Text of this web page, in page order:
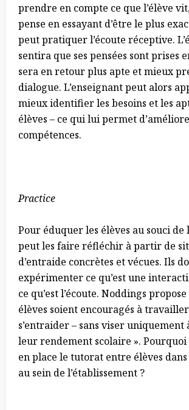
prendre en compte ce que l’élève
pense en essayant d’être le plus
peut pratiquer l’écoute réceptive.
sentira que ses pensées sont prises
sera en retour plus apte et mieux
dialogue. L’enseignant peut alors
mieux identifier les besoins et les
élèves – ce qui lui permet
compétences.
Practice
Pour éduquer les élèves au souci de
peut les faire réfléchir à partir de
d’entraide concrètes et vécues. Ils
expérimenter ce qu’est une
ce qu’est l’écoute. Noddings
élèves soient encouragés à
s’entraider – sans viser
leur rendement scolaire ».
en place le tutorat entre élèves dans
au sein de l’établissement ?